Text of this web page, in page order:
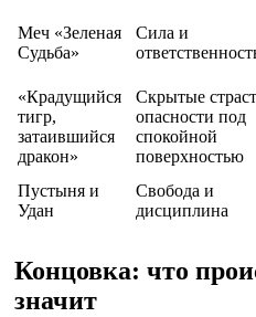
Меч «Зеленая
Судьба»
Сила и
«Крадущийся
тигр,
затаившийся
дракон»
Скрытые
опасности под
спокойной
поверхностью
Пустыня и
Удан
Свобода и
дисциплина
Концовка: что
значит